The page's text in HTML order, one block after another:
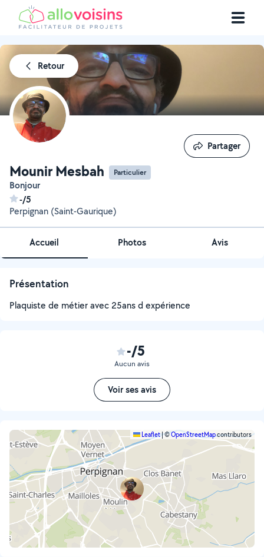
Retour
Mounir Mesbah Particulier
Bonjour
-/5
Perpignan (Saint-Gaurique)
Partager
Partager
Accueil Photos Avis
Présentation
Plaquiste de métier avec 25ans d expérience
-/5
Aucun avis
Voir ses avis
Leaflet|©OpenStreetMapcontributors